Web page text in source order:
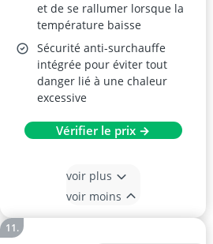
et de se rallumer lorsque la
température baisse
Sécurité anti-surchauffe
intégrée pour éviter tout
danger lié à une chaleur
excessive
Vérifier le prix →
voir plus
voir moins